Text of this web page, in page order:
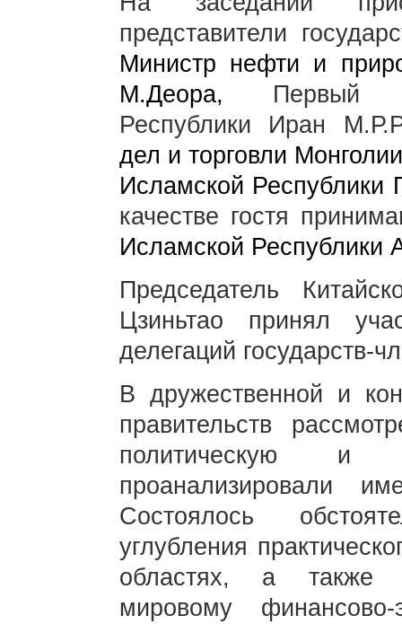
представители
Министр нефти и
М.Деора, Первый
Республики Иран
дел и торговли Монголии
Исламской
качестве гостя
Исламской Республики
Председатель
Цзиньтао принял
делегаций государств-
В дружественной и
правительств
политическую и
проанализировали
Состоялось
углубления
областях, а также
мировому